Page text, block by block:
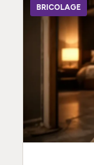
BRICOLAGE